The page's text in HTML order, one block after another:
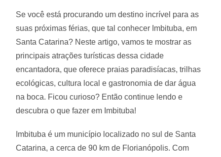
Se você está procurando um destino incrível para as
suas próximas férias, que tal conhecer Imbituba, em
Santa Catarina? Neste artigo, vamos te mostrar as
principais atrações turísticas dessa cidade
encantadora, que oferece praias paradisíacas, trilhas
ecológicas, cultura local e gastronomia de dar água
na boca. Ficou curioso? Então continue lendo e
descubra o que fazer em Imbituba!
Imbituba é um município localizado no sul de Santa
Catarina, a cerca de 90 km de Florianópolis. Com